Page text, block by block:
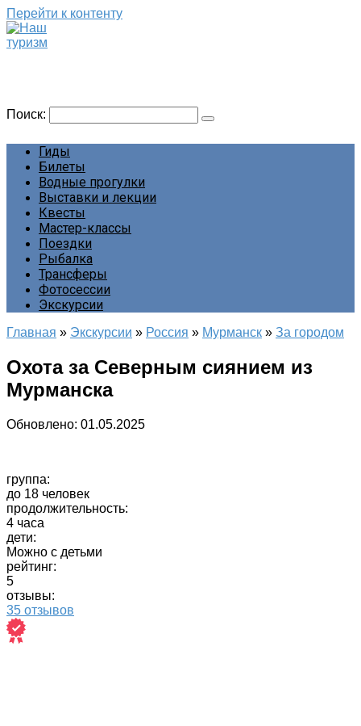
Перейти к контенту
Поиск:
Гиды
Билеты
Водные прогулки
Выставки и лекции
Квесты
Мастер-классы
Поездки
Рыбалка
Трансферы
Фотосессии
Экскурсии
Главная » Экскурсии » Россия » Мурманск » За городом
Охота за Северным сиянием из
Мурманска
Обновлено: 01.05.2025
группа:
до 18 человек
продолжительность:
4 часа
дети:
Можно с детьми
рейтинг:
5
отзывы:
35 отзывов